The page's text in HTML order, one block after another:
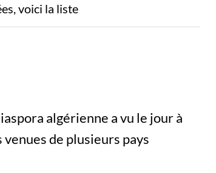
voici la liste
algérienne a vu le jour à
de plusieurs pays